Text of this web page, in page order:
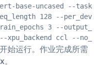
base-uncased --
128 --
3 --
ccl --
始运行。作业完成所需
。